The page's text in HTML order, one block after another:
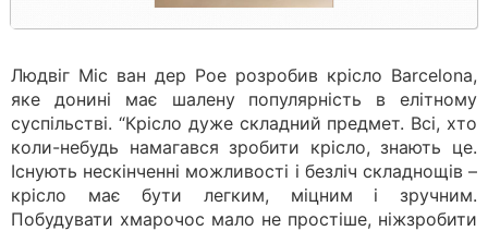
Людвіг Міс ван дер Рое розробив крісло Barcelona,
яке донині має шалену популярність в елітному
суспільстві. “Крісло дуже складний предмет. Всі, хто
коли-небудь намагався зробити крісло, знають це.
Існують нескінченні можливості і безліч складнощів –
крісло має бути легким, міцним і зручним.
Побудувати хмарочос мало не простіше, ніжзробити